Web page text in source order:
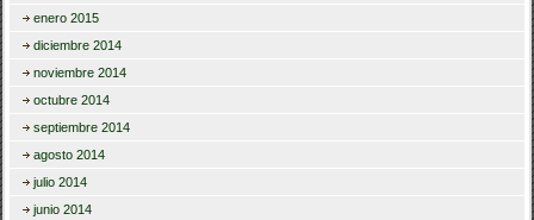
enero 2015
diciembre 2014
noviembre 2014
octubre 2014
septiembre 2014
agosto 2014
julio 2014
junio 2014